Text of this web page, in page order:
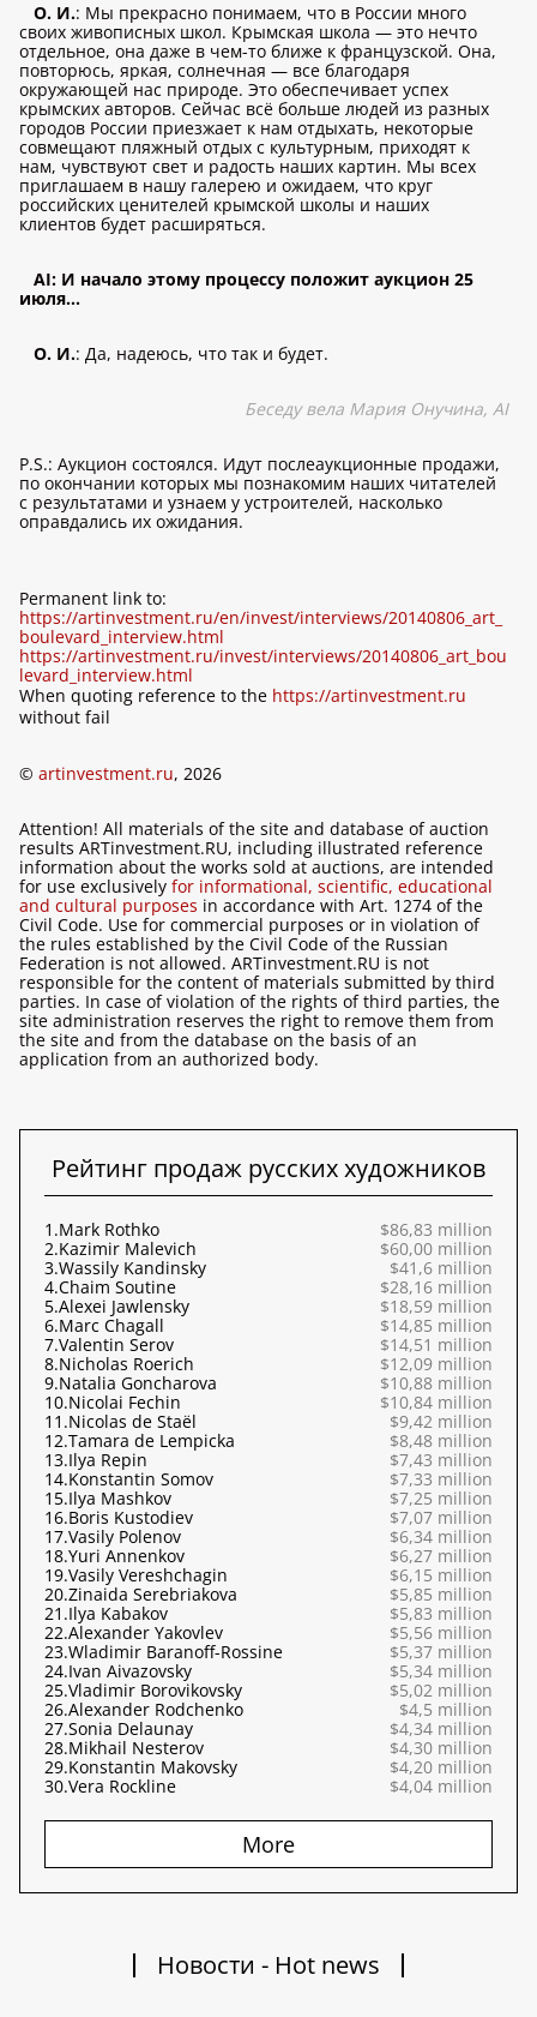
О. И.: Мы прекрасно понимаем, что в России много
своих живописных школ. Крымская школа — это нечто
отдельное, она даже в чем-то ближе к французской. Она,
повторюсь, яркая, солнечная — все благодаря
окружающей нас природе. Это обеспечивает успех
крымских авторов. Сейчас всё больше людей из разных
городов России приезжает к нам отдыхать, некоторые
совмещают пляжный отдых с культурным, приходят к
нам, чувствуют свет и радость наших картин. Мы всех
приглашаем в нашу галерею и ожидаем, что круг
российских ценителей крымской школы и наших
клиентов будет расширяться.
AI: И начало этому процессу положит аукцион 25
июля...
О. И.: Да, надеюсь, что так и будет.
Беседу вела Мария Онучина, AI
P.S.: Аукцион состоялся. Идут послеаукционные продажи,
по окончании которых мы познакомим наших читателей
с результатами и узнаем у устроителей, насколько
оправдались их ожидания.
Permanent link to:
https://artinvestment.ru/en/invest/interviews/20140806_art_
boulevard_interview.html
https://artinvestment.ru/invest/interviews/20140806_art_bou
levard_interview.html
When quoting reference to the https://artinvestment.ru
without fail
© artinvestment.ru, 2026
Attention! All materials of the site and database of auction
results ARTinvestment.RU, including illustrated reference
information about the works sold at auctions, are intended
for use exclusively for informational, scientific, educational
and cultural purposes in accordance with Art. 1274 of the
Civil Code. Use for commercial purposes or in violation of
the rules established by the Civil Code of the Russian
Federation is not allowed. ARTinvestment.RU is not
responsible for the content of materials submitted by third
parties. In case of violation of the rights of third parties, the
site administration reserves the right to remove them from
the site and from the database on the basis of an
application from an authorized body.
Рейтинг продаж русских художников
1.Mark Rothko
$86,83 million
2.Kazimir Malevich
$60,00 million
3.Wassily Kandinsky
$41,6 million
4.Chaim Soutine
$28,16 million
5.Alexei Jawlensky
$18,59 million
6.Marc Chagall
$14,85 million
7.Valentin Serov
$14,51 million
8.Nicholas Roerich
$12,09 million
9.Natalia Goncharova
$10,88 million
10.Nicolai Fechin
$10,84 million
11.Nicolas de Staël
$9,42 million
12.Tamara de Lempicka
$8,48 million
13.Ilya Repin
$7,43 million
14.Konstantin Somov
$7,33 million
15.Ilya Mashkov
$7,25 million
16.Boris Kustodiev
$7,07 million
17.Vasily Polenov
$6,34 million
18.Yuri Annenkov
$6,27 million
19.Vasily Vereshchagin
$6,15 million
20.Zinaida Serebriakova
$5,85 million
21.Ilya Kabakov
$5,83 million
22.Alexander Yakovlev
$5,56 million
23.Wladimir Baranoff-Rossine
$5,37 million
24.Ivan Aivazovsky
$5,34 million
25.Vladimir Borovikovsky
$5,02 million
26.Alexander Rodchenko
$4,5 million
27.Sonia Delaunay
$4,34 million
28.Mikhail Nesterov
$4,30 million
29.Konstantin Makovsky
$4,20 million
30.Vera Rockline $4,04 million
More
Новости - Hot news